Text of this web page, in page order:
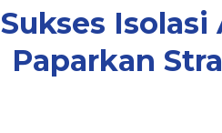
Sukses
Paparkan